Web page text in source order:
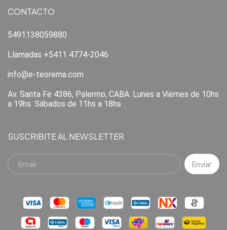
CONTACTO
5491138059880
Llamadas +5411 4774-2046
info@e-teorema.com
Av. Santa Fe 4386, Palermo, CABA. Lunes a Viernes de 10hs
a 19hs. Sábados de 11hs a 18hs
SUSCRIBITE AL NEWSLETTER